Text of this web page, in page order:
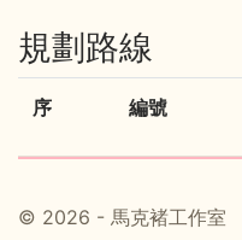
規劃路線
序 編號
© 2026 - 馬克褚工作室